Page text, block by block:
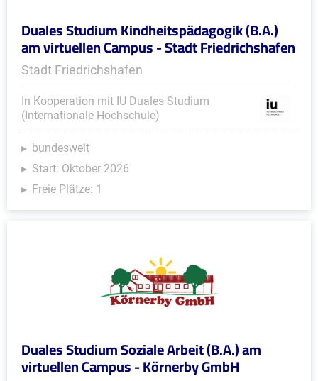
Duales Studium Kindheitspädagogik (B.A.)
am virtuellen Campus - Stadt Friedrichshafen
Stadt Friedrichshafen
In Kooperation mit IU Duales Studium
(Internationale Hochschule)
bundesweit
Start: Oktober 2026
Freie Plätze: 1
Duales Studium Soziale Arbeit (B.A.) am
virtuellen Campus - Körnerby GmbH